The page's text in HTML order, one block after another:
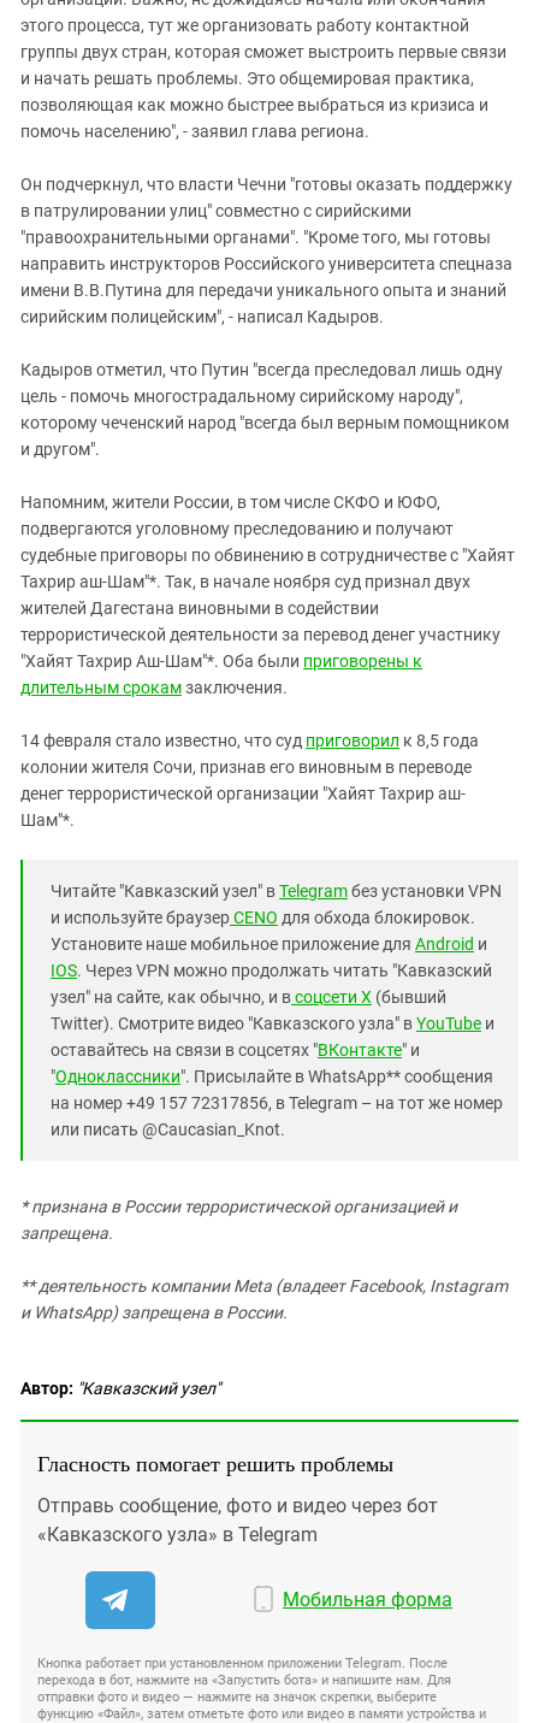
этого процесса, тут же организовать работу контактной
группы двух стран, которая сможет выстроить первые связи
и начать решать проблемы. Это общемировая практика,
позволяющая как можно быстрее выбраться из кризиса и
помочь населению", - заявил глава региона.
Он подчеркнул, что власти Чечни "готовы оказать поддержку
в патрулировании улиц" совместно с сирийскими
"правоохранительными органами". "Кроме того, мы готовы
направить инструкторов Российского университета спецназа
имени В.В.Путина для передачи уникального опыта и знаний
сирийским полицейским", - написал Кадыров.
Кадыров отметил, что Путин "всегда преследовал лишь одну
цель - помочь многострадальному сирийскому народу",
которому чеченский народ "всегда был верным помощником
и другом".
Напомним, жители России, в том числе СКФО и ЮФО,
подвергаются уголовному преследованию и получают
судебные приговоры по обвинению в сотрудничестве с "Хайят
Тахрир аш-Шам"*. Так, в начале ноября суд признал двух
жителей Дагестана виновными в содействии
террористической деятельности за перевод денег участнику
"Хайят Тахрир Аш-Шам"*. Оба были приговорены к
длительным срокамзаключения.
14 февраля стало известно, что суд приговорил к 8,5 года
колонии жителя Сочи, признав его виновным в переводе
денег террористической организации "Хайят Тахрир аш-
Шам"*.
Читайте "Кавказский узел" вTelegramбез установки VPN
и используйте браузерCENO для обхода блокировок.
Установите наше мобильное приложение для Android и
IOS. Через VPN можно продолжать читать "Кавказский
узел" на сайте, как обычно, и всоцсети X (бывший
Twitter). Смотрите видео "Кавказского узла" вYouTube и
оставайтесь на связи в соцсетях "ВКонтакте" и
"Одноклассники". Присылайте в WhatsApp** сообщения
на номер +49 157 72317856, в Telegram – на тот же номер
или писать @Caucasian_Knot.
* признана в России террористической организацией и
запрещена.
** деятельность компании Meta (владеет Facebook, Instagram
и WhatsApp) запрещена в России.
Автор: "Кавказский узел"
Гласность помогает решить проблемы
Отправь сообщение, фото и видео через бот
«Кавказского узла» в Telegram
Мобильная форма
Кнопка работает при установленном приложении Telegram. После
перехода в бот, нажмите на «Запустить бота» и напишите нам. Для
отправки фото и видео — нажмите на значок скрепки, выберите
функцию «Файл», затем отметьте фото или видео в памяти устройства и